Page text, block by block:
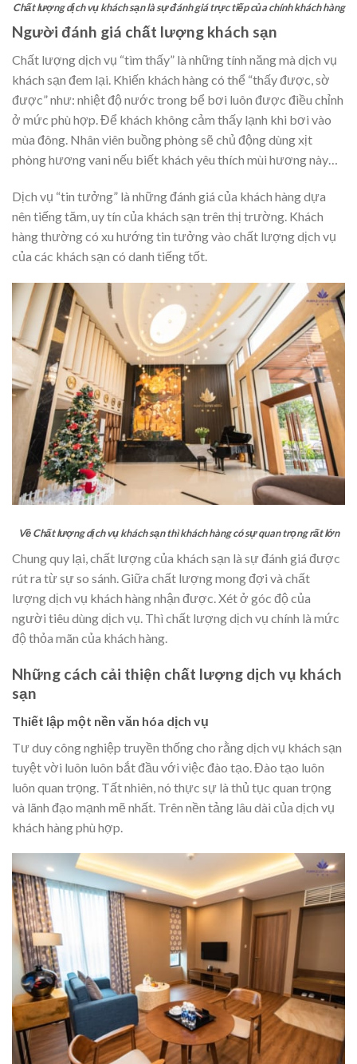
Chất lượng dịch vụ khách sạn là sự đánh giá trực tiếp của chính khách hàng
Người đánh giá chất lượng khách sạn
Chất lượng dịch vụ “tìm thấy” là những tính năng mà dịch vụ
khách sạn đem lại. Khiến khách hàng có thể “thấy được, sờ
được” như: nhiệt độ nước trong bể bơi luôn được điều chỉnh
ở mức phù hợp. Để khách không cảm thấy lạnh khi bơi vào
mùa đông. Nhân viên buồng phòng sẽ chủ động dùng xịt
phòng hương vani nếu biết khách yêu thích mùi hương này…
Dịch vụ “tin tưởng” là những đánh giá của khách hàng dựa
nên tiếng tăm, uy tín của khách sạn trên thị trường. Khách
hàng thường có xu hướng tin tưởng vào chất lượng dịch vụ
của các khách sạn có danh tiếng tốt.
Về Chất lượng dịch vụ khách sạn thì khách hàng có sự quan trọng rất lớn
Chung quy lại, chất lượng của khách sạn là sự đánh giá được
rút ra từ sự so sánh. Giữa chất lượng mong đợi và chất
lượng dịch vụ khách hàng nhận được. Xét ở góc độ của
người tiêu dùng dịch vụ. Thì chất lượng dịch vụ chính là mức
độ thỏa mãn của khách hàng.
Những cách cải thiện chất lượng dịch vụ khách
sạn
Thiết lập một nền văn hóa dịch vụ
Tư duy công nghiệp truyền thống cho rằng dịch vụ khách sạn
tuyệt vời luôn luôn bắt đầu với việc đào tạo. Đào tạo luôn
luôn quan trọng. Tất nhiên, nó thực sự là thủ tục quan trọng
và lãnh đạo mạnh mẽ nhất. Trên nền tảng lâu dài của dịch vụ
khách hàng phù hợp.